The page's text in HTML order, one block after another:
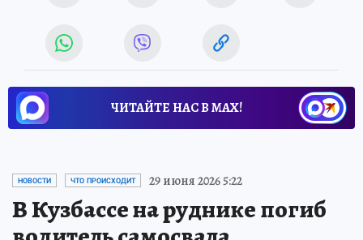
ЧИТАЙТЕ НАС В МАХ!
НОВОСТИ ЧТО ПРОИСХОДИТ 29 июня 2026 5:22
В Кузбассе на руднике погиб